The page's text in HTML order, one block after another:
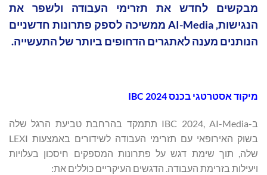
מבקשים לחדש את תזרימי העבודה ולשפר את
הנגישות, AI-Media ממשיכה לספק פתרונות חדשניים
הנותנים מענה לאתגרים הדחופים ביותר של התעשייה.
מיקוד אסטרטגי בכנס IBC 2024
ב-IBC 2024, AI-Media תתמקד בהרחבת טביעת הרגל שלה
בשוק האירופאי עם תזרימי העבודה לשידורים באמצעות LEXI
שלה, תוך שימת דגש על פתרונות המספקים חיסכון בעלויות
ויעילות בזרימת העבודה. הדגשים העיקריים כוללים את: